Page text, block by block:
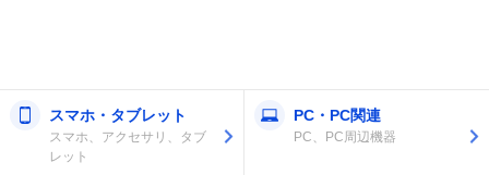
スマホ・タブレット
スマホ、アクセサリ、タブ
レット
PC・PC関連
PC、PC周辺機器